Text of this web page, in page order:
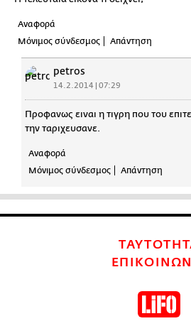
Αναφορά
Μόνιμος σύνδεσμος
Απάντηση
petros
14.2.2014 | 07:29
Προφανως ειναι η τιγρη που του
την ταριχευσανε.
Αναφορά
Μόνιμος σύνδεσμος
Απάντηση